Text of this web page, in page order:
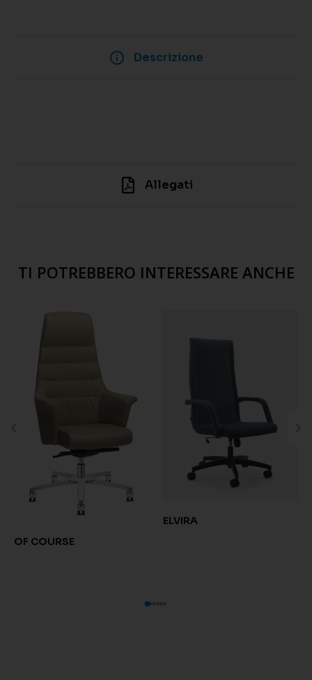
Descrizione
Allegati
TI POTREBBERO INTERESSARE ANCHE
OF COURSE
ELVIRA